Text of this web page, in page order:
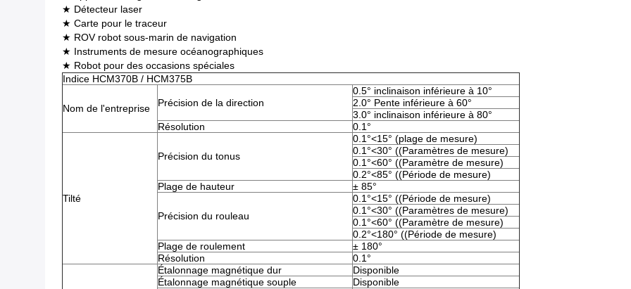
★ Détecteur laser
★ Carte pour le traceur
★ ROV robot sous-marin de navigation
★ Instruments de mesure océanographiques
★ Robot pour des occasions spéciales
Indice HCM370B / HCM375B
Nom de l'entreprise Précision de la direction
0.5° inclinaison inférieure à 10°
2.0° Pente inférieure à 60°
3.0° inclinaison inférieure à 80°
Résolution
0.1°
Tilté
Précision du tonus
0.1°<15° (plage de mesure)
0.1°<30° ((Paramètres de mesure)
0.1°<60° ((Paramètre de mesure)
0.2°<85° ((Période de mesure)
Plage de hauteur
± 85°
Précision du rouleau
0.1°<15° ((Période de mesure)
0.1°<30° ((Paramètres de mesure)
0.1°<60° ((Paramètre de mesure)
0.2°<180° ((Période de mesure)
Plage de roulement
± 180°
Résolution
0.1°
Étalonnage magnétique dur
Disponible
Étalonnage magnétique souple
Disponible